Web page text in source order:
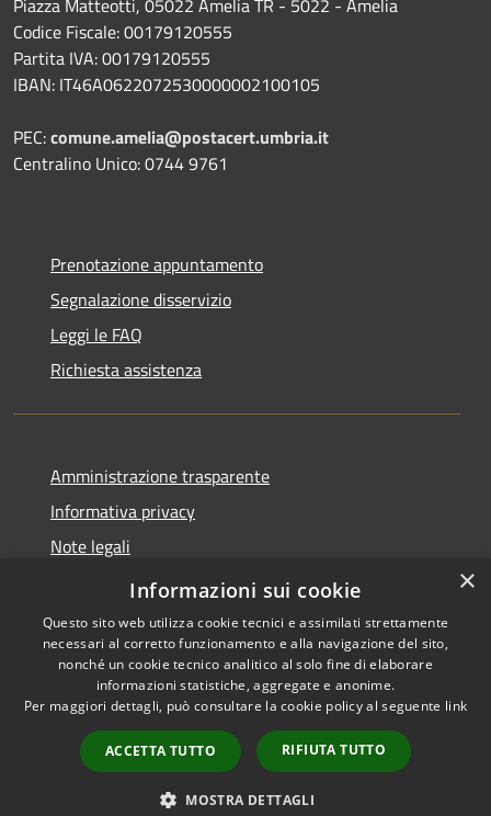
Codice Fiscale: 00179120555
Partita IVA: 00179120555
IBAN: IT46A0622072530000002100105
PEC:comune.amelia@postacert.umbria.it
Centralino Unico: 0744 9761
Prenotazione appuntamento
Segnalazione disservizio
Leggi le FAQ
Richiesta assistenza
Amministrazione trasparente
Informativa privacy
Note legali
Dichiarazione di accessibilità
Accessibilità
Copyright © 2026 • Comune di
Amelia • Powered by
Municipium•
Accesso
redazione
×
Informazioni sui cookie
Questo sito web utilizza cookie tecnici e assimilati strettamente
necessari al corretto funzionamento e alla navigazione del sito,
nonché un cookie tecnico analitico al solo fine di elaborare
informazioni statistiche, aggregate e anonime.
Per maggiori dettagli, può consultare la cookie policy al seguente link
ACCETTA TUTTO RIFIUTA TUTTO
MOSTRA DETTAGLI